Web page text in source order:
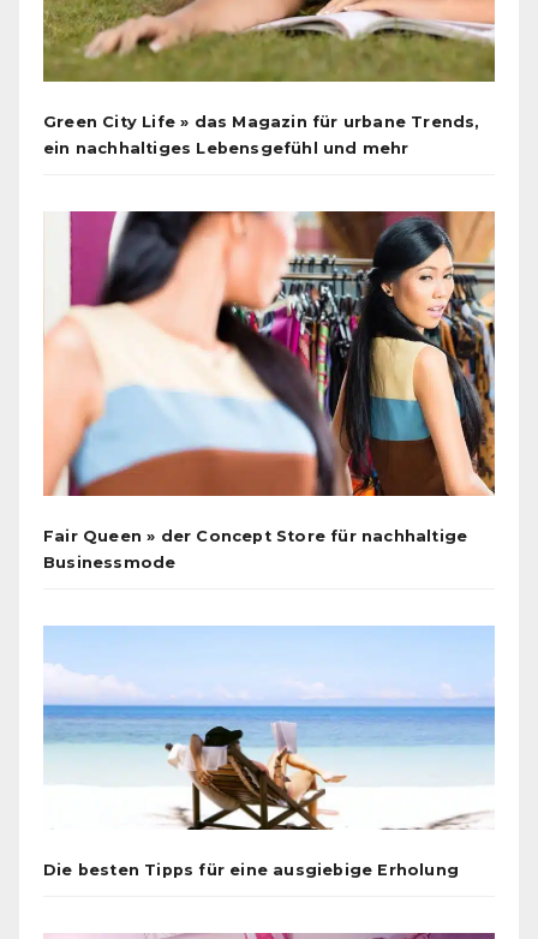
Green City Life » das Magazin für urbane Trends,
ein nachhaltiges Lebensgefühl und mehr
Fair Queen » der Concept Store für nachhaltige
Businessmode
Die besten Tipps für eine ausgiebige Erholung